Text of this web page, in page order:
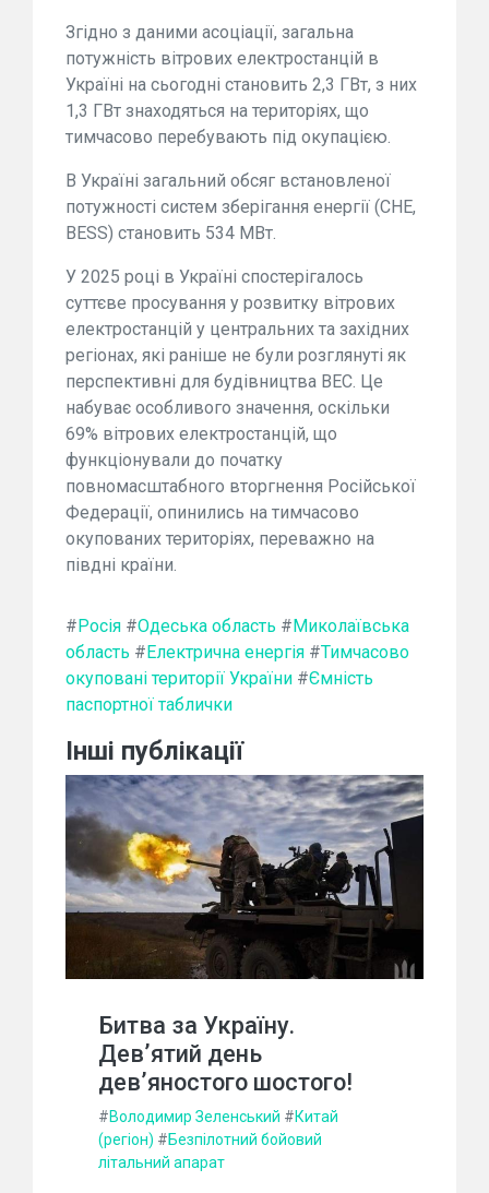
Згідно з даними асоціації, загальна
потужність вітрових електростанцій в
Україні на сьогодні становить 2,3 ГВт, з них
1,3 ГВт знаходяться на територіях, що
тимчасово перебувають під окупацією.
В Україні загальний обсяг встановленої
потужності систем зберігання енергії (СНЕ,
BESS) становить 534 МВт.
У 2025 році в Україні спостерігалось
суттєве просування у розвитку вітрових
електростанцій у центральних та західних
регіонах, які раніше не були розглянуті як
перспективні для будівництва ВЕС. Це
набуває особливого значення, оскільки
69% вітрових електростанцій, що
функціонували до початку
повномасштабного вторгнення Російської
Федерації, опинились на тимчасово
окупованих територіях, переважно на
півдні країни.
#Росія #Одеська область #Миколаївська
область #Електрична енергія #Тимчасово
окуповані території України #Ємність
паспортної таблички
Інші публікації
Битва за Україну.
Дев’ятий день
дев’яностого шостого!
#Володимир Зеленський #Китай
(регіон) #Безпілотний бойовий
літальний апарат